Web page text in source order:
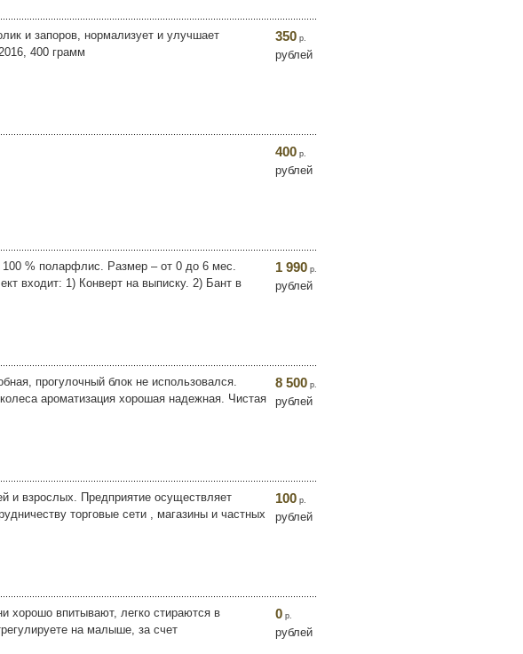
и запоров, нормализует и улучшает
400 грамм
350 р.
рублей
400 р.
рублей
% поларфлис. Размер – от 0 до 6 мес.
входит: 1) Конверт на выписку. 2) Бант в
1 990 р.
рублей
прогулочный блок не использовался.
ароматизация хорошая надежная. Чистая
8 500 р.
рублей
и взрослых. Предприятие осуществляет
торговые сети , магазины и частных
100 р.
рублей
хорошо впитывают, легко стираются в
на малыше, за счет
0 р.
рублей